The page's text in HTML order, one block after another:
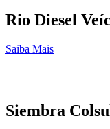
Rio Diesel
Saiba Mais
Siembra